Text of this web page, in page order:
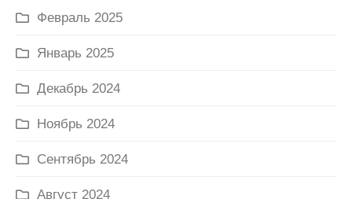
Февраль 2025
Январь 2025
Декабрь 2024
Ноябрь 2024
Сентябрь 2024
Август 2024